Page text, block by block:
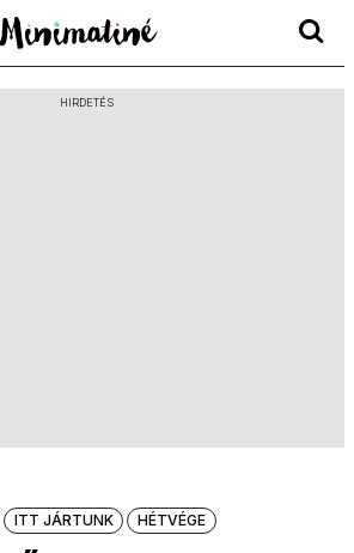
HIRDETÉS
ITT JÁRTUNK HÉTVÉGE